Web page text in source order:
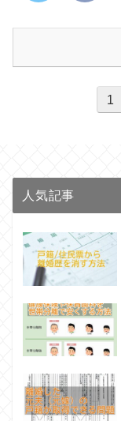
1
人気記事